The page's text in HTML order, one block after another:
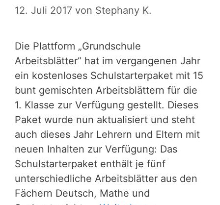
12. Juli 2017 von Stephany K.
Die Plattform „Grundschule
Arbeitsblätter“ hat im vergangenen Jahr
ein kostenloses Schulstarterpaket mit 15
bunt gemischten Arbeitsblättern für die
1. Klasse zur Verfügung gestellt. Dieses
Paket wurde nun aktualisiert und steht
auch dieses Jahr Lehrern und Eltern mit
neuen Inhalten zur Verfügung: Das
Schulstarterpaket enthält je fünf
unterschiedliche Arbeitsblätter aus den
Fächern Deutsch, Mathe und